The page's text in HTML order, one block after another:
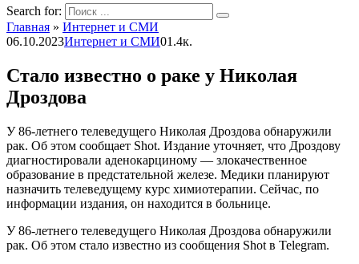
Search for:
Главная » Интернет и СМИ
06.10.2023Интернет и СМИ01.4к.
Стало известно о раке у Николая
Дроздова
У 86-летнего телеведущего Николая Дроздова обнаружили
рак. Об этом сообщает Shot. Издание уточняет, что Дроздову
диагностировали аденокарциному — злокачественное
образование в предстательной железе. Медики планируют
назначить телеведущему курс химиотерапии. Сейчас, по
информации издания, он находится в больнице.
У 86-летнего телеведущего Николая Дроздова обнаружили
рак. Об этом стало известно из сообщения Shot в Telegram.